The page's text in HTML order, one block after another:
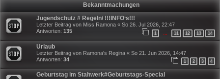
Bekanntmachungen
Jugendschutz # Regeln/ !!!INFO‘s!!!
Letzter Beitrag von Miss Ramona « So 26. Jul 2026, 22:47
Antworten: 135 1 … 11 12 13 14
Urlaub
Letzter Beitrag von Ramona's Regina « So 21. Jun 2026, 14:47
Antworten: 34 1 2 3 4
Geburtstag im Stahwerk#Geburtstags-Special